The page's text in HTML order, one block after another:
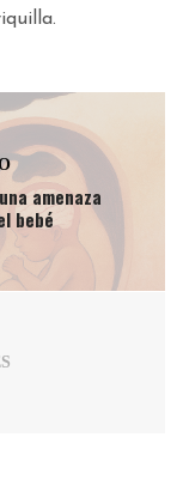
amenaza
bebé